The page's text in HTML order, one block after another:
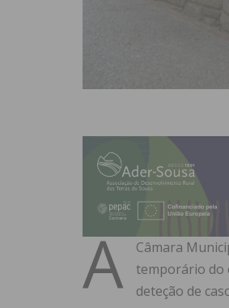
A
Câmara
temporário do
deteção de